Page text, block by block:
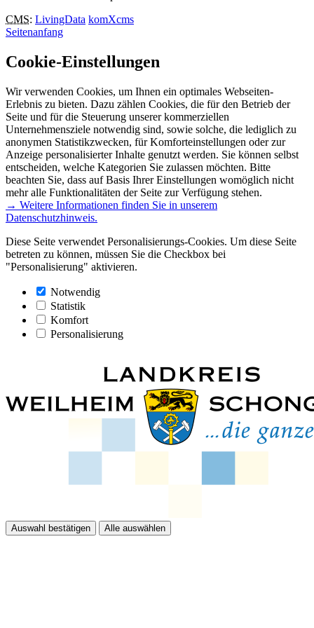
CMS: LivingData komXcms
Seitenanfang
Cookie-Einstellungen
Wir verwenden Cookies, um Ihnen ein optimales Webseiten-
Erlebnis zu bieten. Dazu zählen Cookies, die für den Betrieb der
Seite und für die Steuerung unserer kommerziellen
Unternehmensziele notwendig sind, sowie solche, die lediglich zu
anonymen Statistikzwecken, für Komforteinstellungen oder zur
Anzeige personalisierter Inhalte genutzt werden. Sie können selbst
entscheiden, welche Kategorien Sie zulassen möchten. Bitte
beachten Sie, dass auf Basis Ihrer Einstellungen womöglich nicht
mehr alle Funktionalitäten der Seite zur Verfügung stehen.
→ Weitere Informationen finden Sie in unserem
Datenschutzhinweis.
Diese Seite verwendet Personalisierungs-Cookies. Um diese Seite
betreten zu können, müssen Sie die Checkbox bei
"Personalisierung" aktivieren.
Notwendig
Statistik
Komfort
Personalisierung
Auswahl bestätigen Alle auswählen